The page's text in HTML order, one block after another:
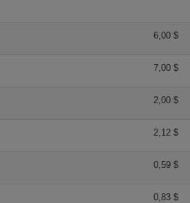
6,00 $
7,00 $
2,00 $
2,12 $
0,59 $
0,83 $